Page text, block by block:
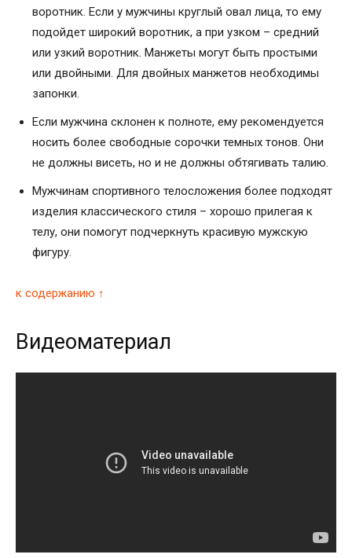
воротник. Если у мужчины круглый овал лица, то ему
подойдет широкий воротник, а при узком – средний
или узкий воротник. Манжеты могут быть простыми
или двойными. Для двойных манжетов необходимы
запонки.
Если мужчина склонен к полноте, ему рекомендуется
носить более свободные сорочки темных тонов. Они
не должны висеть, но и не должны обтягивать талию.
Мужчинам спортивного телосложения более подходят
изделия классического стиля – хорошо прилегая к
телу, они помогут подчеркнуть красивую мужскую
фигуру.
к содержанию ↑
Видеоматериал